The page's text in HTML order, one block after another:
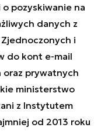
pozyskiwanie na
danych z
i
do kont e-mail
prywatnych
ministerstwo
z Instytutem
od 2013 roku